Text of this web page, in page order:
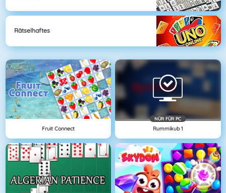
Rätselhaftes
Fruit Connect
NÜR FÜR PC
Rummikub 1